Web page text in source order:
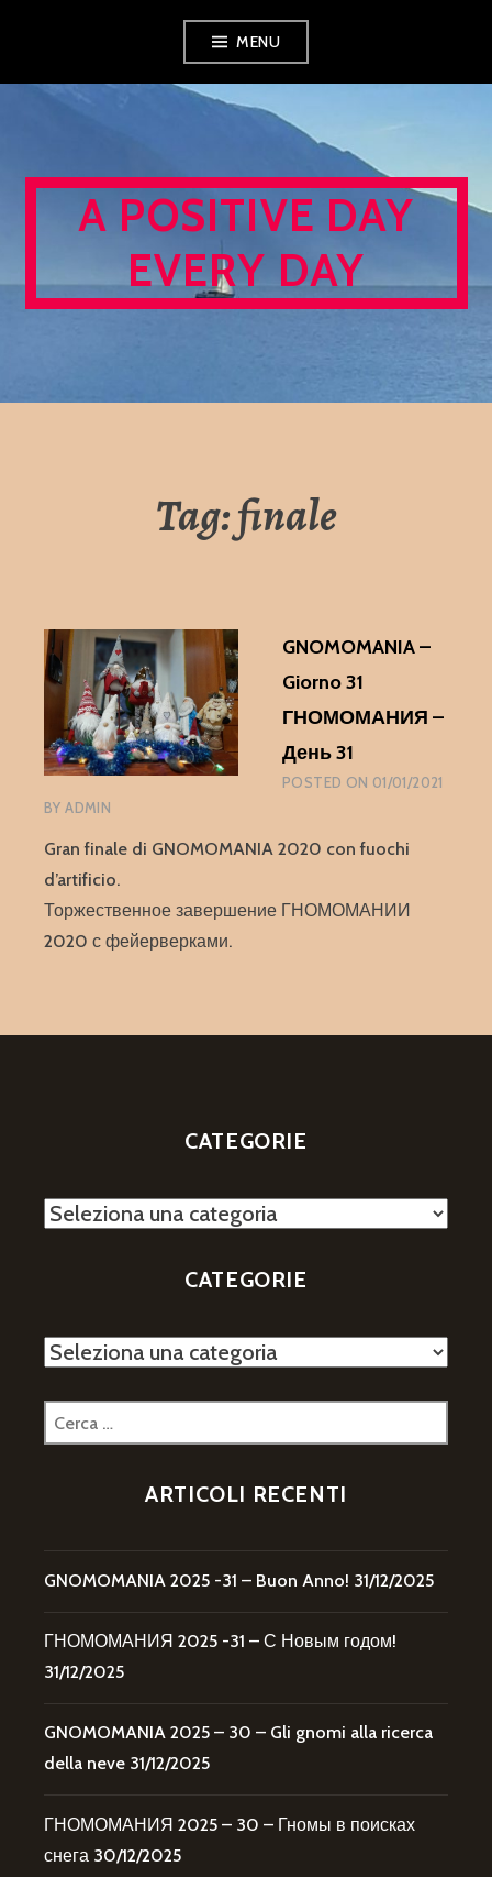
content
MENU
A POSITIVE DAY
EVERY DAY
Tag:finale
GNOMOMANIA –
Giorno 31
ГНОМОМАНИЯ –
День 31
POSTED ON 01/01/2021
BYADMIN
Gran finale di GNOMOMANIA 2020 con fuochi
d’artificio.
Торжественное завершение ГНОМОМАНИИ
2020 с фейерверками.
CATEGORIE
Categorie
CATEGORIE
Categorie
Ricerca
per:
ARTICOLI RECENTI
GNOMOMANIA 2025 -31 – Buon Anno! 31/12/2025
ГНОМОМАНИЯ 2025 -31 – С Новым годом!
31/12/2025
GNOMOMANIA 2025 – 30 – Gli gnomi alla ricerca
della neve 31/12/2025
ГНОМОМАНИЯ 2025 – 30 – Гномы в поисках
снега 30/12/2025